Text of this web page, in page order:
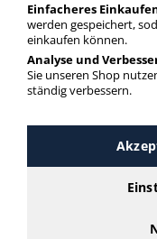
Schaukästen für
mehr Infos zur
Einfacheres
werden gespeichert,
einkaufen können.
Analyse und
Sie unseren Shop
ständig verbessern.